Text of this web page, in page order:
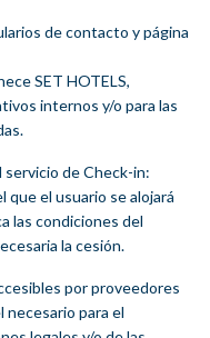
de contacto y página
SET HOTELS,
internos y/o para las
servicio de Check-in:
el usuario se alojará
las condiciones del
la cesión.
por proveedores
necesario para el